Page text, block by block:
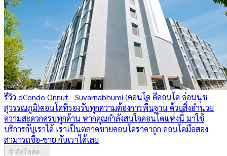
รีวิว dCondo Onnut - Suvarnabhumi (คอนโด ดีคอนโด อ่อนนุช -
สุวรรณภูมิ)คอนโดที่รองรับทุกความต้องการพื้นฐาน ด้วยสิ่งอำนวย
ความสะดวกครบทุกด้าน หากคุณกำลังสนใจคอนโดแห่งนี้ มาใช้
บริการกับเราได้ เราเป็นตลาดขายคอนโดราคาถูก คอนโดมือสอง
สามารถซื้อ-ขาย กับเราได้เลย
กำลังโหลด...